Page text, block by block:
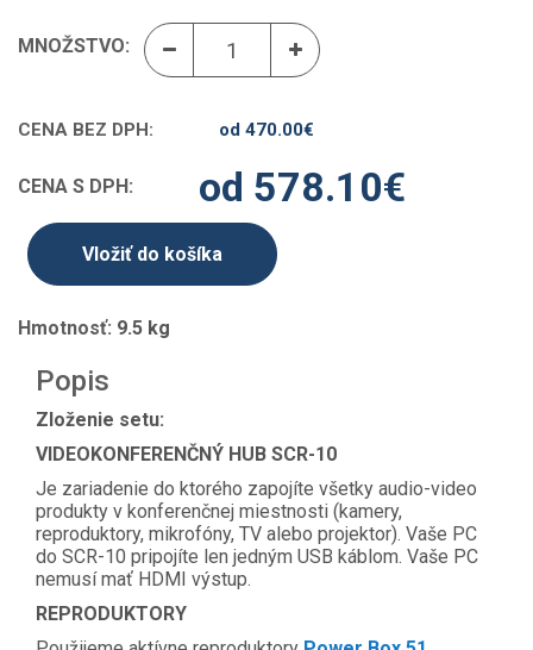
MNOŽSTVO:
CENA BEZ DPH: od 470.00€
CENA S DPH: od 578.10€
Vložiť do košíka
Hmotnosť: 9.5 kg
Popis
Zloženie setu:
VIDEOKONFERENČNÝ HUB SCR-10
Je zariadenie do ktorého zapojíte všetky audio-video
produkty v konferenčnej miestnosti (kamery,
reproduktory, mikrofóny, TV alebo projektor). Vaše PC
do SCR-10 pripojíte len jedným USB káblom. Vaše PC
nemusí mať HDMI výstup.
REPRODUKTORY